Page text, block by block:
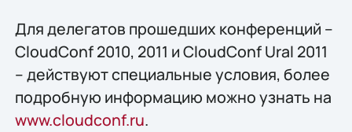
Для делегатов прошедших конференций –
CloudConf 2010, 2011 и CloudConf Ural 2011
– действуют специальные условия, более
подробную информацию можно узнать на
www.cloudconf.ru.